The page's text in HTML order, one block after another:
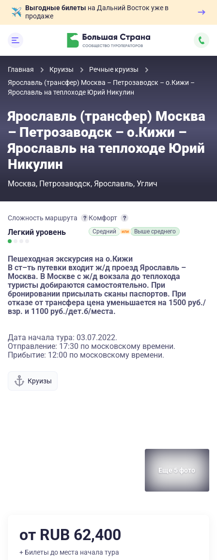
Выгодные билеты на Дальний Восток уже в
продаже
Главная Круизы
Речные круизы
Ярославль (трансфер) Москва – Петрозаводск – о.Кижи –
Ярославль на теплоходе Юрий Никулин
Ярославль (трансфер) Москва
– Петрозаводск – о.Кижи –
Ярославль на теплоходе Юрий
Никулин
Москва Петрозаводск Ярославль Углич
Сложность маршрута
Легкий уровень
Комфорт
Средний Выше среднего
Пешеходная экскурсия на о.Кижи
В ст–ть путевки входит ж/д проезд Ярославль –
Москва. В Москве с ж/д вокзала до теплохода
туристы добираются самостоятельно. При
бронировании присылать сканы паспортов. При
отказе от трансфера цена уменьшается на 1500 руб./
взр. и 1100 руб./дет.б/места.
Дата начала тура: 03.07.2022.
Отправление: 17:30 по московскому времени.
Прибытие: 12:00 по московскому времени.
Круизы
Еще 5 фото
от RUB 62,400
+ Билеты до места начала тура